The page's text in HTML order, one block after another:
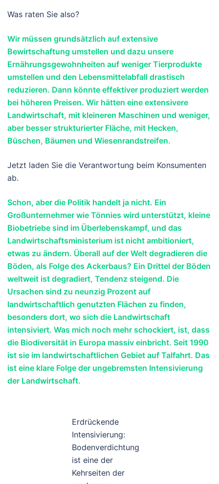
Was raten Sie also?
Wir müssen grundsätzlich auf extensive
Bewirtschaftung umstellen und dazu unsere
Ernährungsgewohnheiten auf weniger Tierprodukte
umstellen und den Lebensmittelabfall drastisch
reduzieren. Dann könnte effektiver produziert werden
bei höheren Preisen. Wir hätten eine extensivere
Landwirtschaft, mit kleineren Maschinen und weniger,
aber besser strukturierter Fläche, mit Hecken,
Büschen, Bäumen und Wiesenrandstreifen.
Jetzt laden Sie die Verantwortung beim Konsumenten
ab.
Schon, aber die Politik handelt ja nicht. Ein
Großunternehmer wie Tönnies wird unterstützt, kleine
Biobetriebe sind im Überlebenskampf, und das
Landwirtschaftsministerium ist nicht ambitioniert,
etwas zu ändern. Überall auf der Welt degradieren die
Böden, als Folge des Ackerbaus? Ein Drittel der Böden
weltweit ist degradiert, Tendenz steigend. Die
Ursachen sind zu neunzig Prozent auf
landwirtschaftlich genutzten Flächen zu finden,
besonders dort, wo sich die Landwirtschaft
intensiviert. Was mich noch mehr schockiert, ist, dass
die Biodiversität in Europa massiv einbricht. Seit 1990
ist sie im landwirtschaftlichen Gebiet auf Talfahrt. Das
ist eine klare Folge der ungebremsten Intensivierung
der Landwirtschaft.
Erdrückende
Intensivierung:
Bodenverdichtung
ist eine der
Kehrseiten der